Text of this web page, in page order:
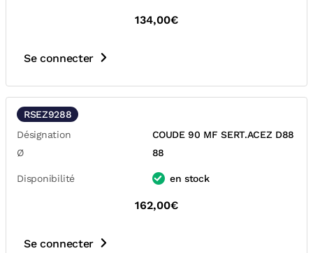
134,00€
Se connecter
RSEZ9288
Désignation
COUDE 90 MF SERT.ACEZ D88
Ø
88
Disponibilité en stock
162,00€
Se connecter